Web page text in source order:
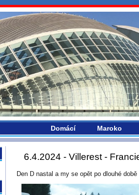
Domácí Maroko
6.4.2024 - Villerest -
Den D nastal a my se opět po dlouhé